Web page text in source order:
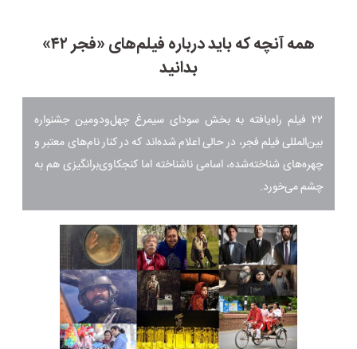
همه آنچه که باید درباره فیلم‌های «فجر ۴۲»
بدانید
۲۲ فیلم راه‌یافته به بخش سودای سیمرغ چهل‌ودومین جشنواره
بین‌المللی فیلم فجر، در حالی اعلام شده‌اند که در کنار نام‌های معتبر و
چهره‌های شناخته‌شده، اسامی ناشناخته اما کنجکاوی‌برانگیزی هم به
چشم می‌خورد.